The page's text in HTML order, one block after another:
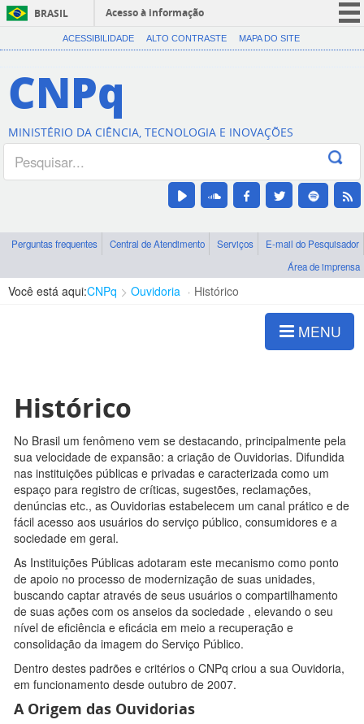
BRASIL
Acesso à informação
CORONAVÍRUS (COVID-19)
Canais
ACESSIBILIDADE ALTO CONTRASTE MAPA DO SITE
CNPq
MINISTÉRIO DA CIÊNCIA, TECNOLOGIA E INOVAÇÕES
Perguntas frequentes Central de Atendimento Serviços
E-mail do Pesquisador
Área de imprensa
Você está aqui:CNPq Ouvidoria Histórico
MENU
Histórico
No Brasil um fenômeno vem se destacando, principalmente pela
sua velocidade de expansão: a criação de Ouvidorias. Difundida
nas instituições públicas e privadas e caracterizada como um
espaço para registro de críticas, sugestões, reclamações,
denúncias etc., as Ouvidorias estabelecem um canal prático e de
fácil acesso aos usuários do serviço público, consumidores e a
sociedade em geral.
As Instituições Públicas adotaram este mecanismo como ponto
de apoio no processo de modernização de suas unidades,
buscando captar através de seus usuários o compartilhamento
de suas ações com os anseios da sociedade , elevando o seu
nível de eficiência e eficácia em meio a recuperação e
consolidação da imagem do Serviço Público.
Dentro destes padrões e critérios o CNPq criou a sua Ouvidoria,
em funcionamento desde outubro de 2007.
A Origem das Ouvidorias